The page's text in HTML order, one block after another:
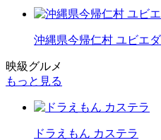
沖縄県今帰仁村 ユビエ
映級グルメ
もっと見る
ドラえもん カステラ